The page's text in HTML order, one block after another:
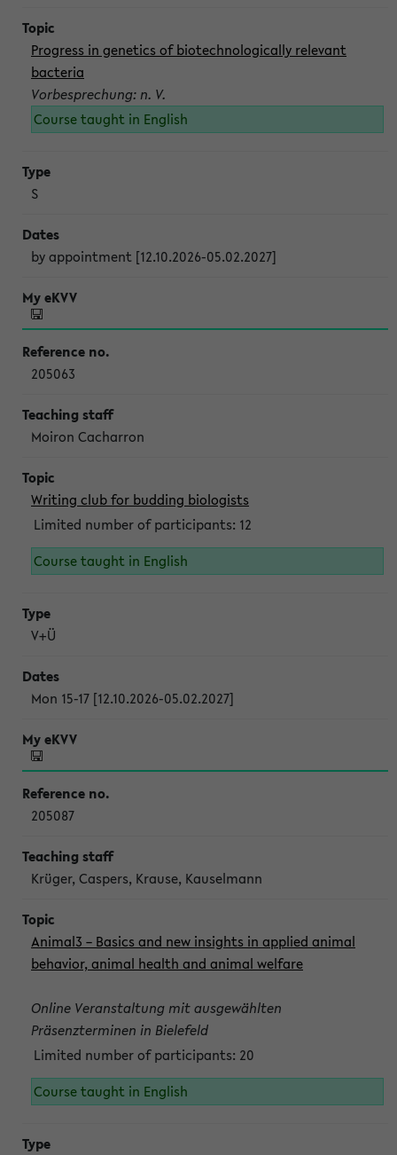
Progress in genetics of biotechnologically relevant
bacteria
Vorbesprechung: n. V.
Course taught in English
S
by appointment [12.10.2026-05.02.2027]
205063
Moiron Cacharron
Writing club for budding biologists
Limited number of participants: 12
Course taught in English
V+Ü
Mon 15-17 [12.10.2026-05.02.2027]
205087
Krüger, Caspers, Krause, Kauselmann
Animal3 – Basics and new insights in applied animal
behavior, animal health and animal welfare
Online Veranstaltung mit ausgewählten
Präsenzterminen in Bielefeld
Limited number of participants: 20
Course taught in English